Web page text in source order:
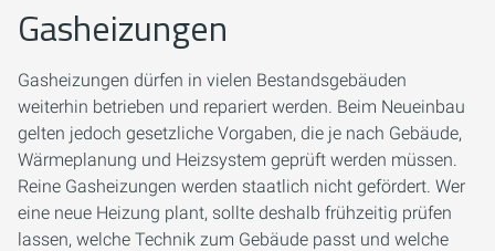
Gasheizungen
Gasheizungen dürfen in vielen Bestandsgebäuden
weiterhin betrieben und repariert werden. Beim Neueinbau
gelten jedoch gesetzliche Vorgaben, die je nach Gebäude,
Wärmeplanung und Heizsystem geprüft werden müssen.
Reine Gasheizungen werden staatlich nicht gefördert. Wer
eine neue Heizung plant, sollte deshalb frühzeitig prüfen
lassen, welche Technik zum Gebäude passt und welche